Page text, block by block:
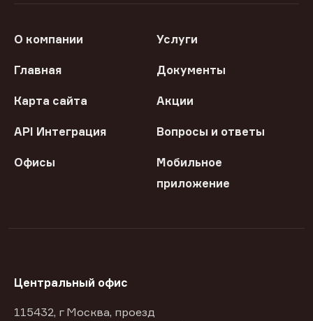
О компании Услуги
Главная Документы
Карта сайта Акции
API Интеграция Вопросы и ответы
Офисы
Мобильное
приложение
Центральный офис
115432, г Москва, проезд